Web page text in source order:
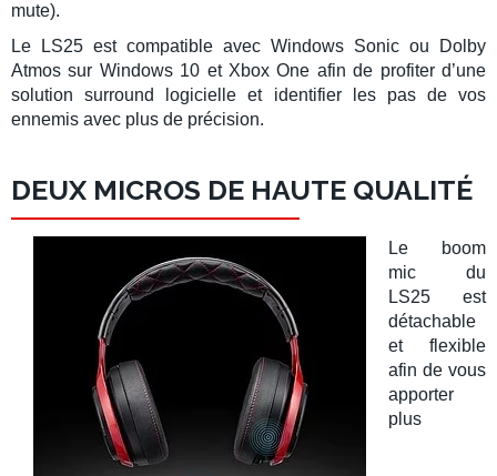
mute).
Le
LS25 est compatible avec Windows Sonic ou
Dolby
Atmos sur Windows 10 et Xbox One afin de profiter d’une
solutionsurround
logicielle et identifier les pas de vos
ennemis avec plus de précision.
DEUX MICROS DE HAUTE QUALITÉ
Le
boom
mic du
LS25 est
détachable
et flexible
afin de vous
apporter
plus